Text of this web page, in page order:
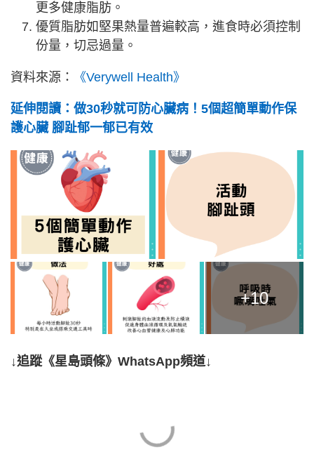
更多健康脂肪。
優質脂肪如堅果熱量普遍較高，進食時必須控制
份量，切忌過量。
資料來源： 《Verywell Health》
延伸閱讀：做30秒就可防心臟病！5個超簡單動作保
護心臟 腳趾郁一郁已有效
+10
↓追蹤《星島頭條》WhatsApp頻道↓